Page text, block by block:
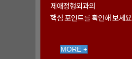
제애정형외과의
핵심 포인트를 확인해 보세요
MORE +